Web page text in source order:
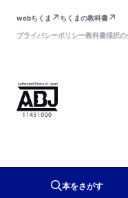
本をさがす
webちくま
ちくまの教科書
プライバシーポリシー教科書採択